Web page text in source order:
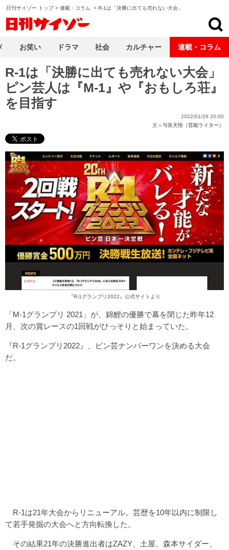
日刊サイゾー トップ> 連載・コラム > R-1は「決勝に出ても売れない大会」
R-1は「決勝に出ても売れない大会」
ピン芸人は『M-1』や『おもしろ荘』
を目指す
2022/01/29 20:00
文＝与良天悟（芸能ライター）
『R-1グランプリ2022』公式サイトより
「M-1グランプリ 2021」が、錦鯉の優勝で幕を閉じた昨年12
月、次の賞レースの1回戦がひっそりと始まっていた。
『R-1グランプリ2022』、ピン芸ナンバーワンを決める大会
だ。
R-1は21年大会からリニューアル。芸歴を10年以内に制限し
て若手発掘の大会へと方向転換した。
その結果21年の決勝進出者はZAZY、土屋、森本サイダー、
お笑い ドラマ 社会 カルチャー 連載・コラム